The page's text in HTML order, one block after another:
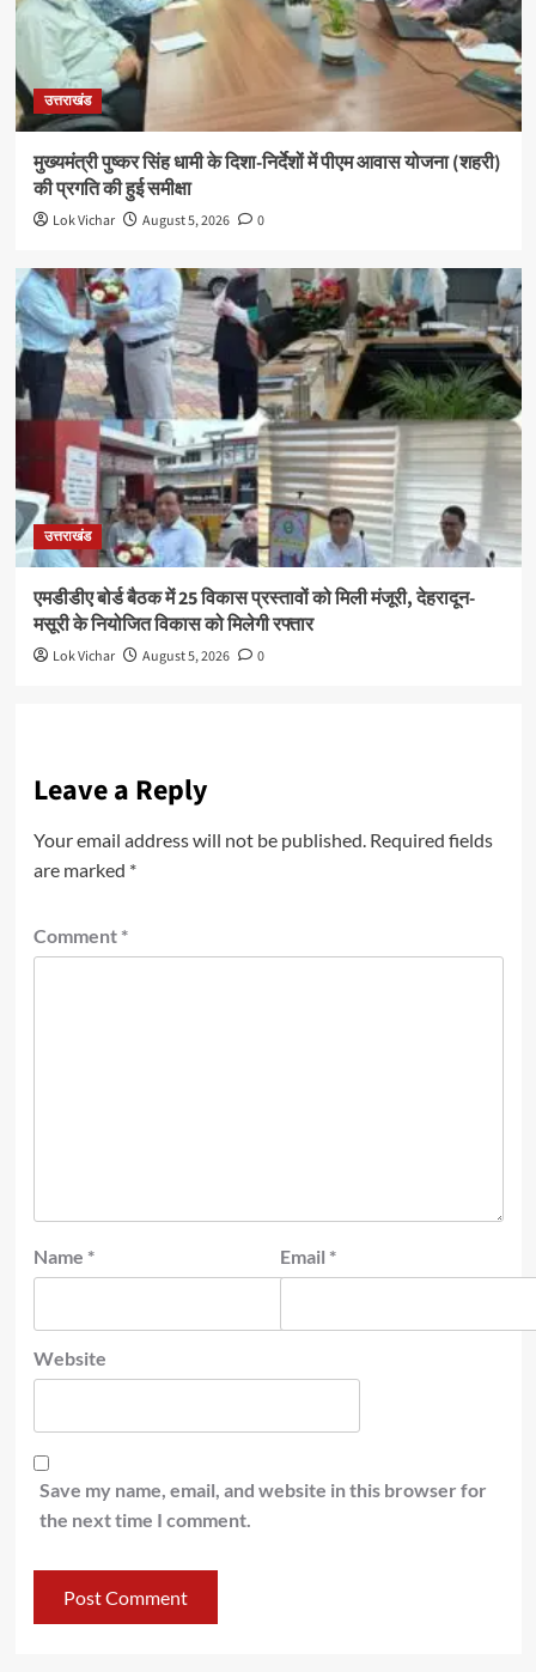
उत्तराखंड
मुख्यमंत्री पुष्कर सिंह धामी के दिशा-निर्देशों में पीएम आवास योजना (शहरी)
की प्रगति की हुई समीक्षा
Lok Vichar August 5, 2026 0
उत्तराखंड
एमडीडीए बोर्ड बैठक में 25 विकास प्रस्तावों को मिली मंजूरी, देहरादून-
मसूरी के नियोजित विकास को मिलेगी रफ्तार
Lok Vichar August 5, 2026 0
Leave a Reply
Your email address will not be published. Required fields
are marked *
Comment *
Name * Email *
Website
Save my name, email, and website in this browser for
the next time I comment.